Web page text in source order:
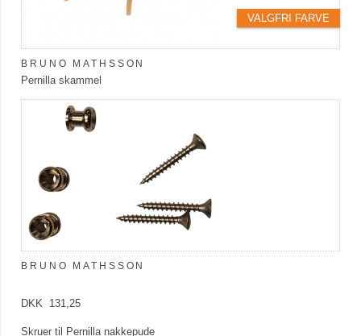
VALGFRI FARVE
BRUNO MATHSSON
Pernilla skammel
BRUNO MATHSSON
DKK 131,25
Skruer til Pernilla nakkepude